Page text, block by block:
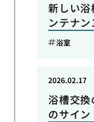
新しい
ンテナン
浴室
浴槽交
のサイン
2026.02.17